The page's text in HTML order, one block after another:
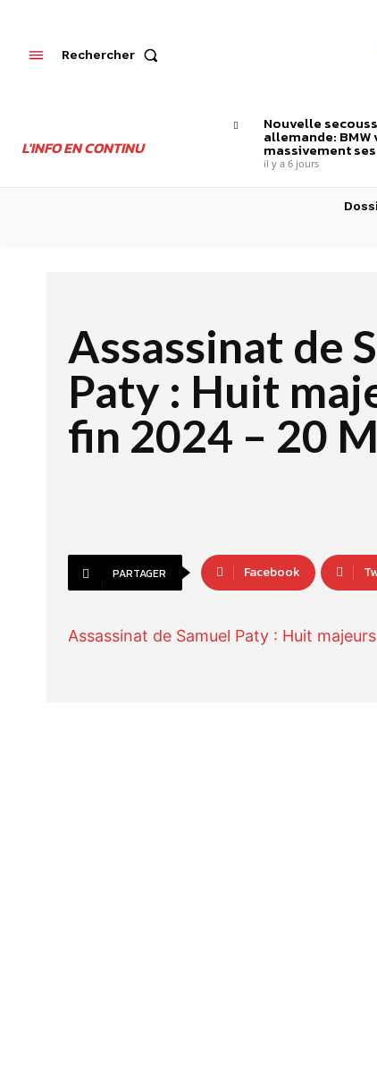
Rechercher
L'INFO EN CONTINU
Nouvelle
allemande:
massivement
il y a 6 jours
Assassinat de
Paty : Huit
fin 2024 – 20
PARTAGER Facebook
Assassinat de Samuel Paty : Huit